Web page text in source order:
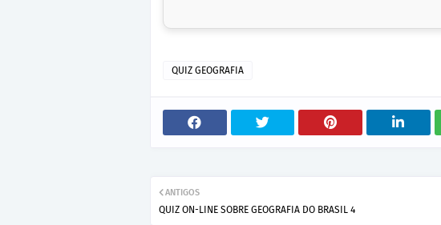
QUIZ GEOGRAFIA
ANTIGOS
QUIZ ON-LINE SOBRE GEOGRAFIA DO BRASIL 4